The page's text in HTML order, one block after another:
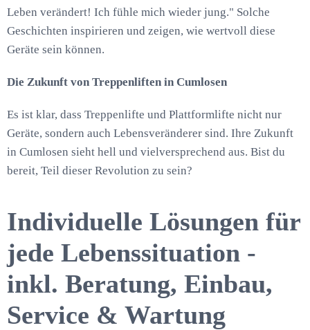
Leben verändert! Ich fühle mich wieder jung." Solche
Geschichten inspirieren und zeigen, wie wertvoll diese
Geräte sein können.
Die Zukunft von Treppenliften in Cumlosen
Es ist klar, dass Treppenlifte und Plattformlifte nicht nur
Geräte, sondern auch Lebensveränderer sind. Ihre Zukunft
in Cumlosen sieht hell und vielversprechend aus. Bist du
bereit, Teil dieser Revolution zu sein?
Individuelle Lösungen für
jede Lebenssituation -
inkl. Beratung, Einbau,
Service & Wartung